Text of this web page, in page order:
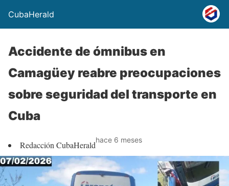
CubaHerald
Accidente de ómnibus en
Camagüey reabre preocupaciones
sobre seguridad del transporte en
Cuba
Redacción CubaHeraldhace 6 meses